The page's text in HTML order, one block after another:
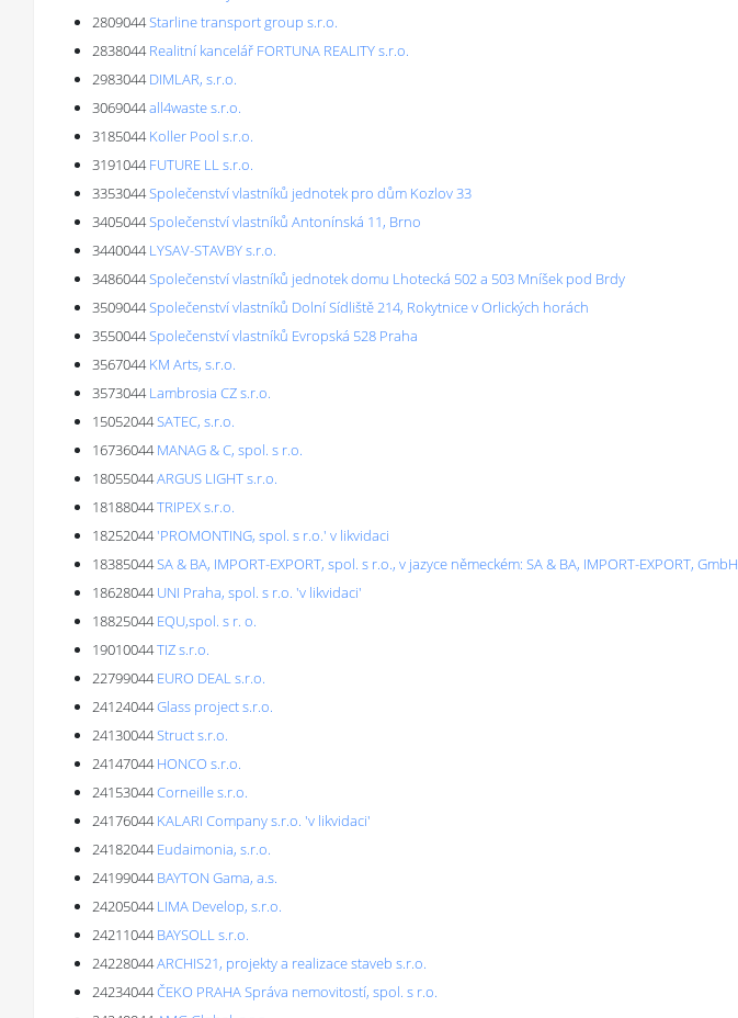
2809044Starline transport group s.r.o.
2838044 Realitní kancelář FORTUNA REALITY s.r.o.
2983044 DIMLAR, s.r.o.
3069044all4waste s.r.o.
3185044 Koller Pool s.r.o.
3191044 FUTURE LL s.r.o.
3353044Společenství vlastníků jednotek pro dům Kozlov 33
3405044Společenství vlastníků Antonínská 11, Brno
3440044 LYSAV-STAVBY s.r.o.
3486044Společenství vlastníků jednotek domu Lhotecká 502 a 503 Mníšek pod Brdy
3509044Společenství vlastníků Dolní Sídliště 214, Rokytnice v Orlických horách
3550044Společenství vlastníků Evropská 528 Praha
3567044 KM Arts, s.r.o.
3573044 Lambrosia CZ s.r.o.
15052044SATEC, s.r.o.
16736044 MANAG & C, spol. s r.o.
18055044ARGUS LIGHT s.r.o.
18188044TRIPEX s.r.o.
18252044'PROMONTING, spol. s r.o.' v likvidaci
18385044SA & BA, IMPORT-EXPORT, spol. s r.o., v jazyce německém: SA & BA, IMPORT-EXPORT, GmbH
18628044 UNI Praha, spol. s r.o. 'v likvidaci'
18825044 EQU,spol. s r. o.
19010044TIZ s.r.o.
22799044 EURO DEAL s.r.o.
24124044Glass project s.r.o.
24130044Struct s.r.o.
24147044 HONCO s.r.o.
24153044Corneille s.r.o.
24176044 KALARI Company s.r.o. 'v likvidaci'
24182044 Eudaimonia, s.r.o.
24199044 BAYTON Gama, a.s.
24205044 LIMA Develop, s.r.o.
24211044 BAYSOLL s.r.o.
24228044ARCHIS21, projekty a realizace staveb s.r.o.
24234044ČEKO PRAHA Správa nemovitostí, spol. s r.o.